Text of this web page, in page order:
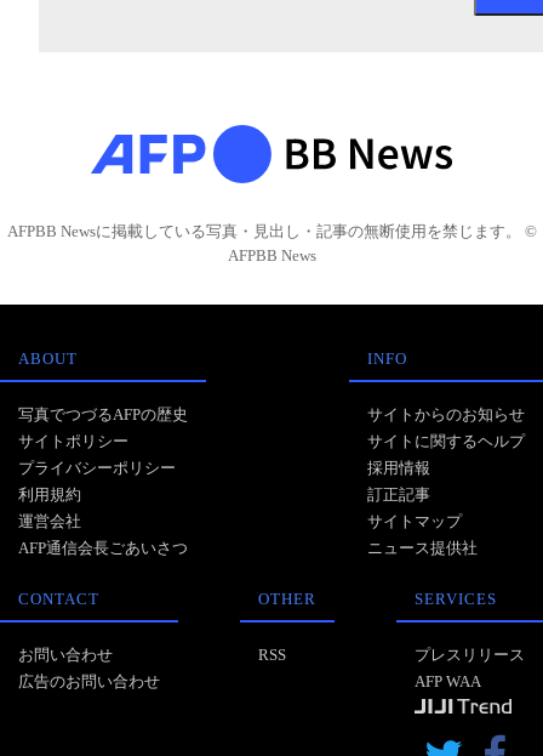
AFPBB Newsに掲載している写真・見出し・記事の無断使用を禁じます。 ©
AFPBB News
ABOUT
写真でつづるAFPの歴史
サイトポリシー
プライバシーポリシー
利用規約
運営会社
AFP通信会長ごあいさつ
INFO
サイトからのお知らせ
サイトに関するヘルプ
採用情報
訂正記事
サイトマップ
ニュース提供社
CONTACT
お問い合わせ
広告のお問い合わせ
OTHER
RSS
SERVICES
プレスリリース
AFP WAA